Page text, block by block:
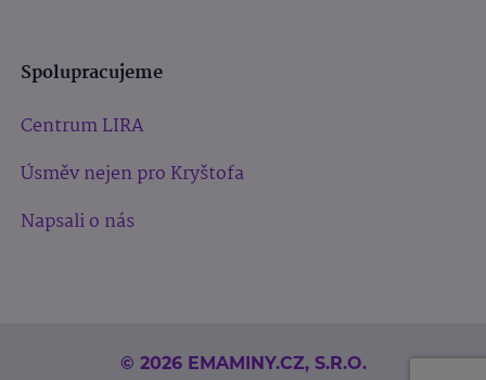
Spolupracujeme
Centrum LIRA
Úsměv nejen pro Kryštofa
Napsali o nás
© 2026 EMAMINY.CZ, S.R.O.